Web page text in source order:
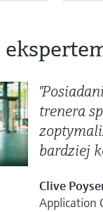
trenera
bardziej
Clive
Application